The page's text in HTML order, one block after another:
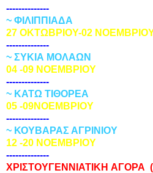
--------------
~ ΦΙΛΙΠΠΙΑΔΑ
27 ΟΚΤΩΒΡΙΟΥ-02
--------------
~ ΣΥΚΙΑ ΜΟΛΑΩΝ
04 -09 ΝΟΕΜΒΡΙΟΥ
--------------
~ ΚΑΤΩ ΤΙΘΟΡΕΑ
05 -09ΝΟΕΜΒΡΙΟΥ
--------------
~ ΚΟΥΒΑΡΑΣ ΑΓΡΙΝΙΟΥ
12 -20 ΝΟΕΜΒΡΙΟΥ
--------------
ΧΡΙΣΤΟΥΓΕΝΝΙΑΤΙΚΗ ΑΓΟΡΑ